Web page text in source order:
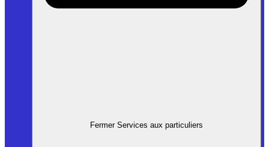
Fermer Services aux particuliers